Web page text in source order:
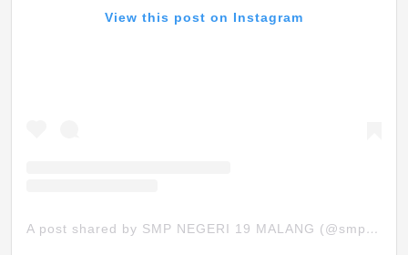
View this post on Instagram
A post shared by SMP NEGERI 19 MALANG (@smpn19mlg)